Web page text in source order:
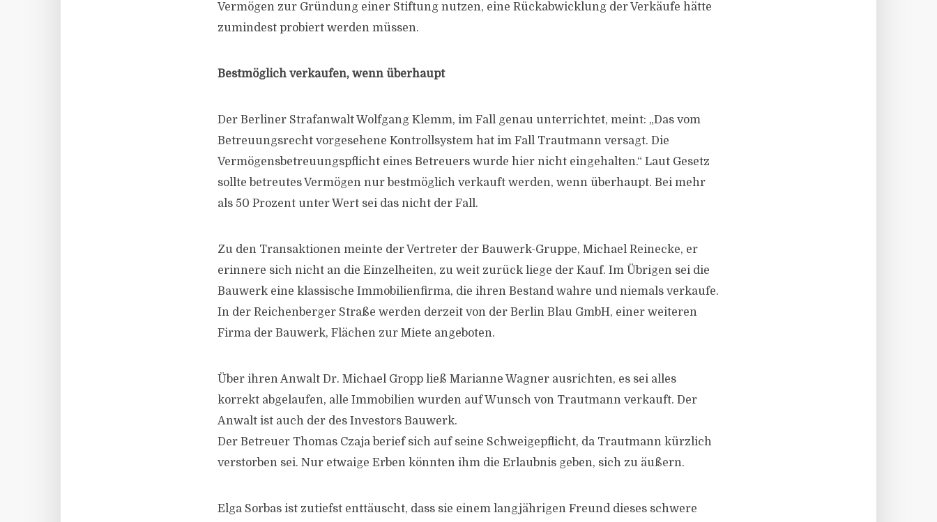
Vermögen zur Gründung einer Stiftung nutzen, eine Rückabwicklung der Verkäufe hätte
zumindest probiert werden müssen.
Bestmöglich verkaufen, wenn überhaupt
Der Berliner Strafanwalt Wolfgang Klemm, im Fall genau unterrichtet, meint: „Das vom
Betreuungsrecht vorgesehene Kontrollsystem hat im Fall Trautmann versagt. Die
Vermögensbetreuungspflicht eines Betreuers wurde hier nicht eingehalten.“ Laut Gesetz
sollte betreutes Vermögen nur bestmöglich verkauft werden, wenn überhaupt. Bei mehr
als 50 Prozent unter Wert sei das nicht der Fall.
Zu den Transaktionen meinte der Vertreter der Bauwerk-Gruppe, Michael Reinecke, er
erinnere sich nicht an die Einzelheiten, zu weit zurück liege der Kauf. Im Übrigen sei die
Bauwerk eine klassische Immobilienfirma, die ihren Bestand wahre und niemals verkaufe.
In der Reichenberger Straße werden derzeit von der Berlin Blau GmbH, einer weiteren
Firma der Bauwerk, Flächen zur Miete angeboten.
Über ihren Anwalt Dr. Michael Gropp ließ Marianne Wagner ausrichten, es sei alles
korrekt abgelaufen, alle Immobilien wurden auf Wunsch von Trautmann verkauft. Der
Anwalt ist auch der des Investors Bauwerk.
Der Betreuer Thomas Czaja berief sich auf seine Schweigepflicht, da Trautmann kürzlich
verstorben sei. Nur etwaige Erben könnten ihm die Erlaubnis geben, sich zu äußern.
Elga Sorbas ist zutiefst enttäuscht, dass sie einem langjährigen Freund dieses schwere